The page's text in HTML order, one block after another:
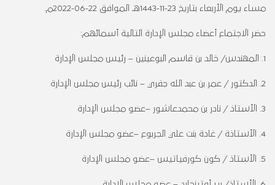
مساء يوم الأربعاء بتاريخ 23-11-1443هـ الموافق 22-06-2022م.
حضر الاجتماع أعضاء مجلس الإدارة التالية أسمائهم:
1. المهندس/ خالد بن قاسم البوعينين – رئيس مجلس الإدارة
2. الدكتور / عمر بن عبد الله جفري – نائب رئيس مجلس الإدارة
3. الأستاذ / نادر بن محمدعاشور –عضو مجلس الإدارة
4. الأستاذة / غادة بنت علي الجربوع –عضو مجلس الإدارة
5. الأستاذ / كون كورفياتيس –عضو مجلس الإدارة